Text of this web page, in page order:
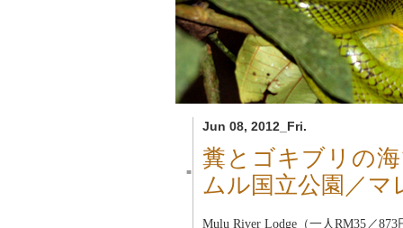
Jun 08, 2012_Fri.
■
糞とゴキブリの
ムル国立公園／マ
Mulu River Lodge（一人RM35／873